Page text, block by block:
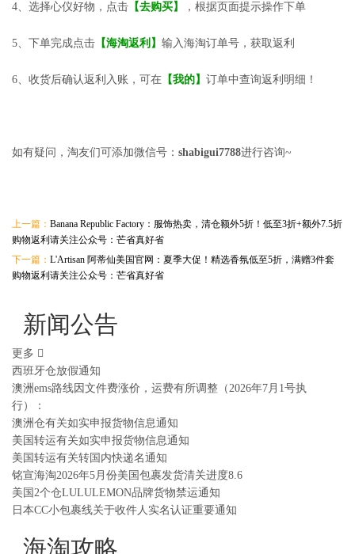
4、选择心仪好物，点击 【去购买】 ，根据页面提示操作下单
5、下单完成点击 【海淘返利】 输入海淘订单号，获取返利
6、收货后确认返利入账，可在 【我的】 订单中查询返利明细！
如有疑问，淘友们可添加微信号： shabigui7788进行咨询~
上一篇： Banana Republic Factory：服饰热卖，清仓额外5折！低至3折+额外7.5折
购物返利请关注公众号：芒省真好省
下一篇： L'Artisan 阿蒂仙美国官网：夏季大促！精选香氛低至5折，满赠3件套
购物返利请关注公众号：芒省真好省
新闻公告
更多
西班牙仓放假通知
澳洲ems路线因文件费涨价，运费有所调整（2026年7月1号执
行）：
澳洲仓有关如实申报货物信息通知
美国转运有关如实申报货物信息通知
美国转运有关转国内快递名通知
铭宣海淘2026年5月份美国包裹发货清关进度8.6
美国2个仓LULULEMON品牌货物禁运通知
日本CC小包裹线关于收件人实名认证重要通知
海淘攻略